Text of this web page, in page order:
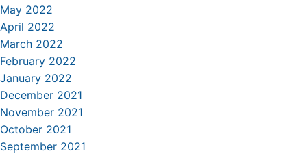
May 2022
April 2022
March 2022
February 2022
January 2022
December 2021
November 2021
October 2021
September 2021